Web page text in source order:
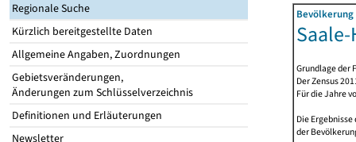
Regionale Suche
Kürzlich bereitgestellte Daten
Allgemeine Angaben, Zuordnungen
Gebietsveränderungen,
Änderungen zum Schlüsselverzeichnis
Definitionen und Erläuterungen
Newsletter
Grundlage der
Der Zensus
Für die Jahre
Die
der